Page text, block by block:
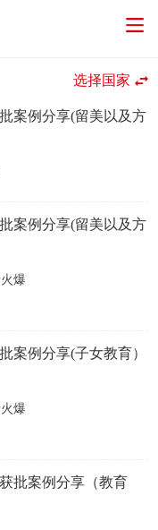
选择国家
案例分享(留美以及方
案例分享(留美以及方
爆
案例分享(子女教育）
爆
批案例分享（教育